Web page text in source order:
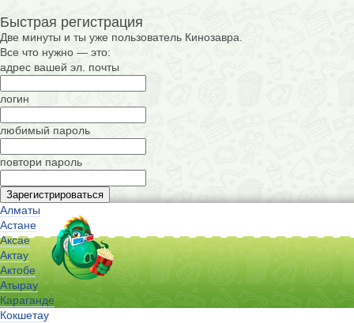
Быстрая регистрация
Две минуты и ты уже пользователь Кинозавра.
Все что нужно — это:
адрес вашей эл. почты
логин
любимый пароль
повтори пароль
Алматы
Астане
Аксае
Актау
Актобе
Атырау
Караганде
Кокшетау